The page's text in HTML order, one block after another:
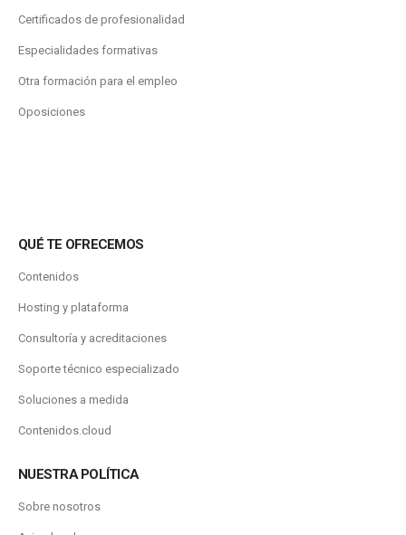
Certificados de profesionalidad
Especialidades formativas
Otra formación para el empleo
Oposiciones
QUÉ TE OFRECEMOS
Contenidos
Hosting y plataforma
Consultoría y acreditaciones
Soporte técnico especializado
Soluciones a medida
Contenidos.cloud
NUESTRA POLÍTICA
Sobre nosotros